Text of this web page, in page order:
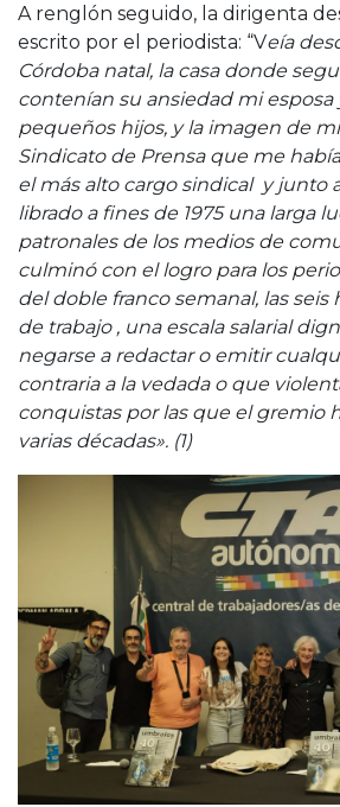
A renglón seguido, la dirigenta
escrito por el periodista: “Veía
Córdoba natal, la casa donde
contenían su ansiedad mi esposa
pequeños hijos, y la imagen de
Sindicato de Prensa que me
el más alto cargo sindical y junto
librado a fines de 1975 una larga
patronales de los medios de
culminó con el logro para los
del doble franco semanal, las seis
de trabajo , una escala salarial
negarse a redactar o emitir
contraria a la vedada o que
conquistas por las que el gremio
varias décadas». (1)